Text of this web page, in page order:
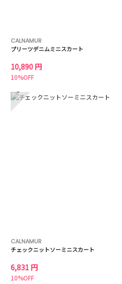
CALNAMUR
プリーツデニムミニスカート
10,890 円
10%OFF
8
CALNAMUR
チェックニットソーミニスカート
6,831 円
10%OFF